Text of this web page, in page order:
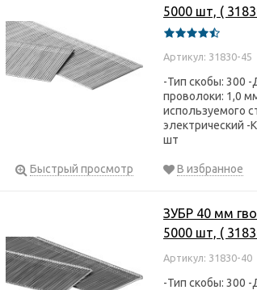
5000 шт, (
Артикул: 31830-45
-Тип скобы: 300
проволоки: 1,0
используемого
электрический -
шт
Быстрый просмотр В избранное
ЗУБР 40 мм
5000 шт, (
Артикул: 31830-40
-Тип скобы: 300